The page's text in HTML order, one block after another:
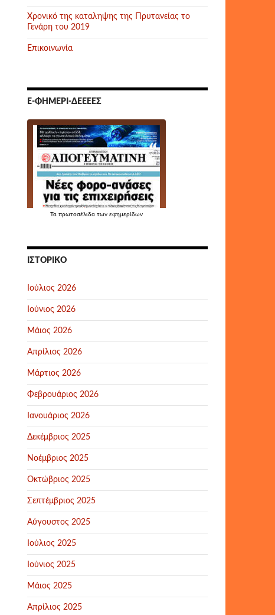
Χρονικό της καταληψης της Πρυτανείας το
Γενάρη του 2019
Επικοινωνία
Ε-ΦΗΜΕΡΊ-ΔΕΕΕΕΣ
Τα πρωτοσέλιδα των εφημερίδων
ΙΣΤΟΡΙΚΌ
Ιούλιος 2026
Ιούνιος 2026
Μάιος 2026
Απρίλιος 2026
Μάρτιος 2026
Φεβρουάριος 2026
Ιανουάριος 2026
Δεκέμβριος 2025
Νοέμβριος 2025
Οκτώβριος 2025
Σεπτέμβριος 2025
Αύγουστος 2025
Ιούλιος 2025
Ιούνιος 2025
Μάιος 2025
Απρίλιος 2025